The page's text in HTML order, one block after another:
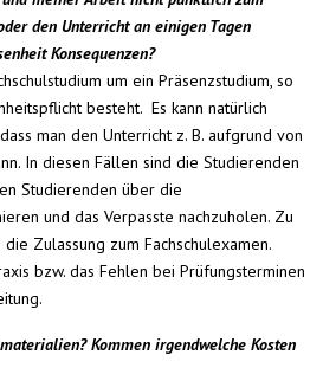
den Unterricht an einigen Tagen
Konsequenzen?
um ein Präsenzstudium, so
besteht. Es kann natürlich
man den Unterricht z. B. aufgrund von
In diesen Fällen sind die Studierenden
Studierenden über die
und das Verpasste nachzuholen. Zu
Zulassung zum Fachschulexamen.
bzw. das Fehlen bei Prüfungsterminen
Kommen irgendwelche Kosten